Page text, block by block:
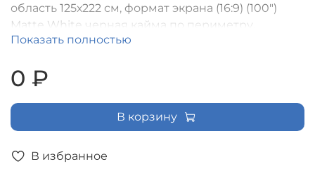
В избранное
область 125х222 см, формат экрана (16:9) (100")
Matte White черная кайма по периметру,
доп.черная область 30 см, триггер., RS485, IR, RF
[LCTC-100123]
Показать полностью
0 ₽
В корзину